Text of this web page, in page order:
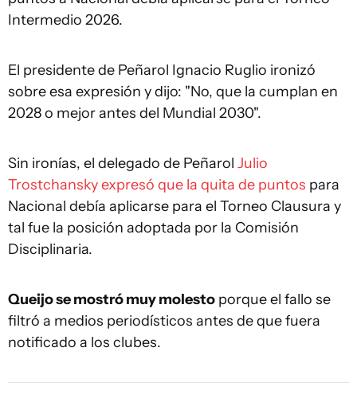
Intermedio 2026.
El presidente de Peñarol Ignacio Ruglio ironizó
sobre esa expresión y dijo: "No, que la cumplan en
2028 o mejor antes del Mundial 2030".
Sin ironías, el delegado de Peñarol Julio
Trostchansky expresó que la quita de puntos para
Nacional debía aplicarse para el Torneo Clausura y
tal fue la posición adoptada por la Comisión
Disciplinaria.
Queijo se mostró muy molesto porque el fallo se
filtró a medios periodísticos antes de que fuera
notificado a los clubes.